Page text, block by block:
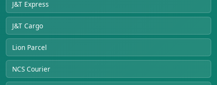
J&T Express
J&T Cargo
Lion Parcel
NCS Courier